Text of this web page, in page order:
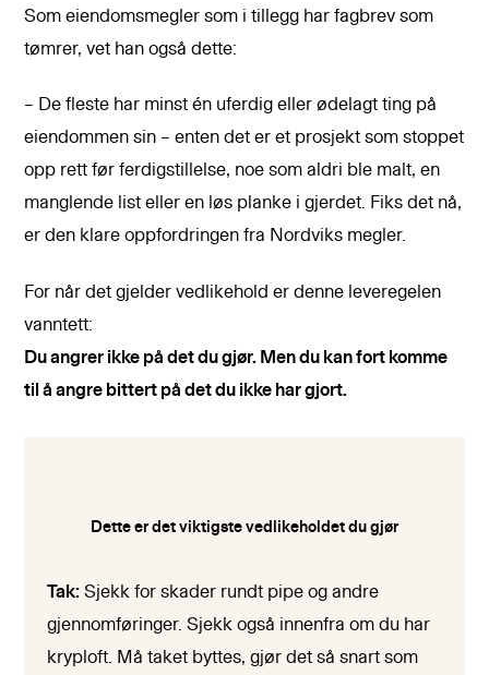
Som eiendomsmegler som i tillegg har fagbrev som
tømrer, vet han også dette:
– De fleste har minst én uferdig eller ødelagt ting på
eiendommen sin – enten det er et prosjekt som stoppet
opp rett før ferdigstillelse, noe som aldri ble malt, en
manglende list eller en løs planke i gjerdet. Fiks det nå,
er den klare oppfordringen fra Nordviks megler.
For når det gjelder vedlikehold er denne leveregelen
vanntett:
Du angrer ikke på det du gjør. Men du kan fort komme
til å angre bittert på det du ikke har gjort.
Dette er det viktigste vedlikeholdet du gjør
Tak:Sjekk for skader rundt pipe og andre
gjennomføringer. Sjekk også innenfra om du har
kryploft. Må taket byttes, gjør det så snart som